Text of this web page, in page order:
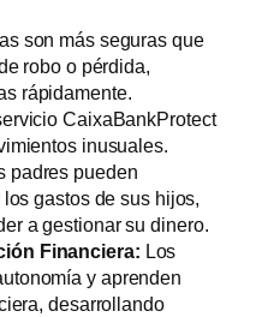
son más seguras que
robo o pérdida,
rápidamente.
CaixaBankProtect
inusuales.
padres pueden
gastos de sus hijos,
a gestionar su dinero.
Financiera: Los
y aprenden
desarrollando